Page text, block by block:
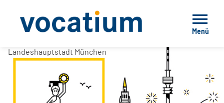
Menü
Landeshauptstadt München